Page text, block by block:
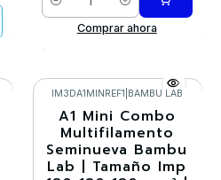
Cantidad
Comprar ahora
-20%
IM3DA1MINREF1 BAMBU LAB
A1 Mini Combo
Multifilamento
Seminueva Bambu
Lab | Tamaño Imp